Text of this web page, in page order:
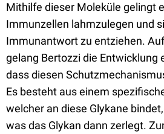
Mithilfe dieser Moleküle gelingt
Immunzellen lahmzulegen und
Immunantwort zu entziehen.
gelang Bertozzi die Entwicklung
dass diesen
Es besteht aus einem
welcher an diese Glykane
was das Glykan dann zerlegt.